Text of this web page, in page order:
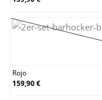
Rojo
159,90 €